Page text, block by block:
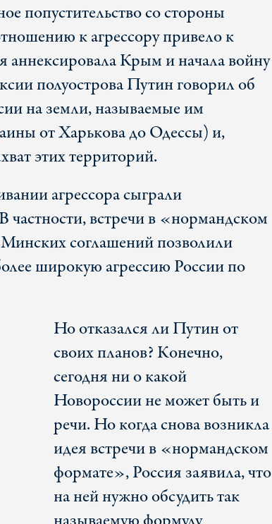
попустительство со стороны
к агрессору привело к
аннексировала Крым и начала войну
полуострова Путин говорил об
на земли, называемые им
от Харькова до Одессы) и,
этих территорий.
агрессора сыграли
частности, встречи в «нормандском
соглашений позволили
широкую агрессию России по
Но отказался ли Путин от
своих планов? Конечно,
сегодня ни о какой
Новороссии не может быть и
речи. Но когда снова возникла
идея встречи в «нормандском
формате», Россия заявила, что
на ней нужно обсудить так